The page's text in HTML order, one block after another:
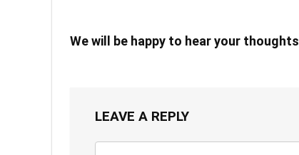
We will be happy to hear your thoughts
LEAVE A REPLY